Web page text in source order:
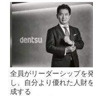
全員がリーダーシップを
し、自分より優れた人財
成する